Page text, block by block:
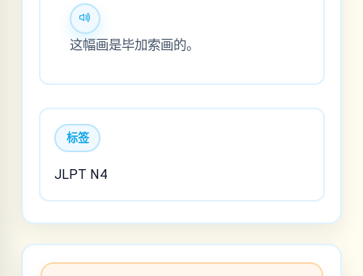
这幅画是毕加索画的。
标签
JLPT N4